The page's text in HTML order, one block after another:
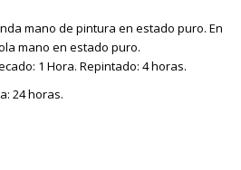
mano de pintura en estado puro. En
mano en estado puro.
1 Hora. Repintado: 4 horas.
24 horas.